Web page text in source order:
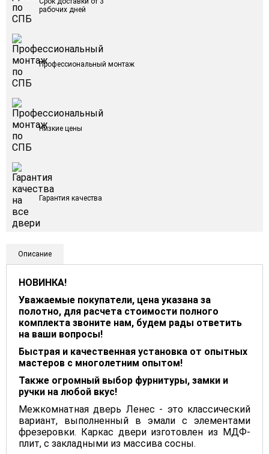
рабочих дней
Профессиональный монтаж
Низкие цены
Гарантия качества
Описание
НОВИНКА!
Уважаемые покупатели, цена указана за
полотно, для расчета стоимости полного
комплекта звоните нам, будем рады ответить
на ваши вопросы!
Быстрая и качественная установка от опытных
мастеров с многолетним опытом!
Также огромный выбор фурнитуры, замки и
ручки на любой вкус!
Межкомнатная дверь Ленес - это классический
вариант, выполненный в эмали с элементами
фрезеровки. Каркас двери изготовлен из МДФ-
плит, с закладными из массива сосны.